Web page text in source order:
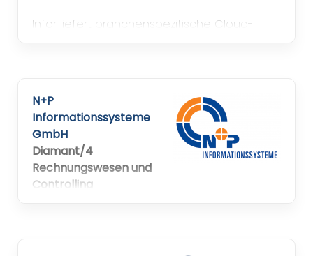
Infor liefert branchenspezifische Cloud-
und zukunftssicher.
N+P
Informationssysteme
GmbH
Diamant/4
Rechnungswesen und
Controlling
Wertschöpfungskette der Fertigungs- und